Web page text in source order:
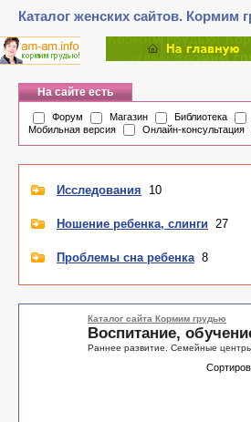
Каталог женских сайтов. Кормим
На сайте есть
Форум Магазин Библиотека
Мобильная версия
Онлайн-консультация
Исследования 10
Ношение ребенка, слинги 27
Проблемы сна ребенка 8
Каталог сайта Кормим грудью
Воспитание,
Раннее развитие. Семейные